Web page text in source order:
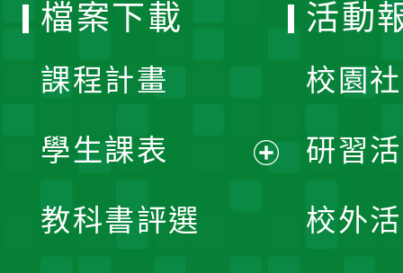
檔案下載
課程計畫
學生課表
教科書評選
活動
校園
研習
校外